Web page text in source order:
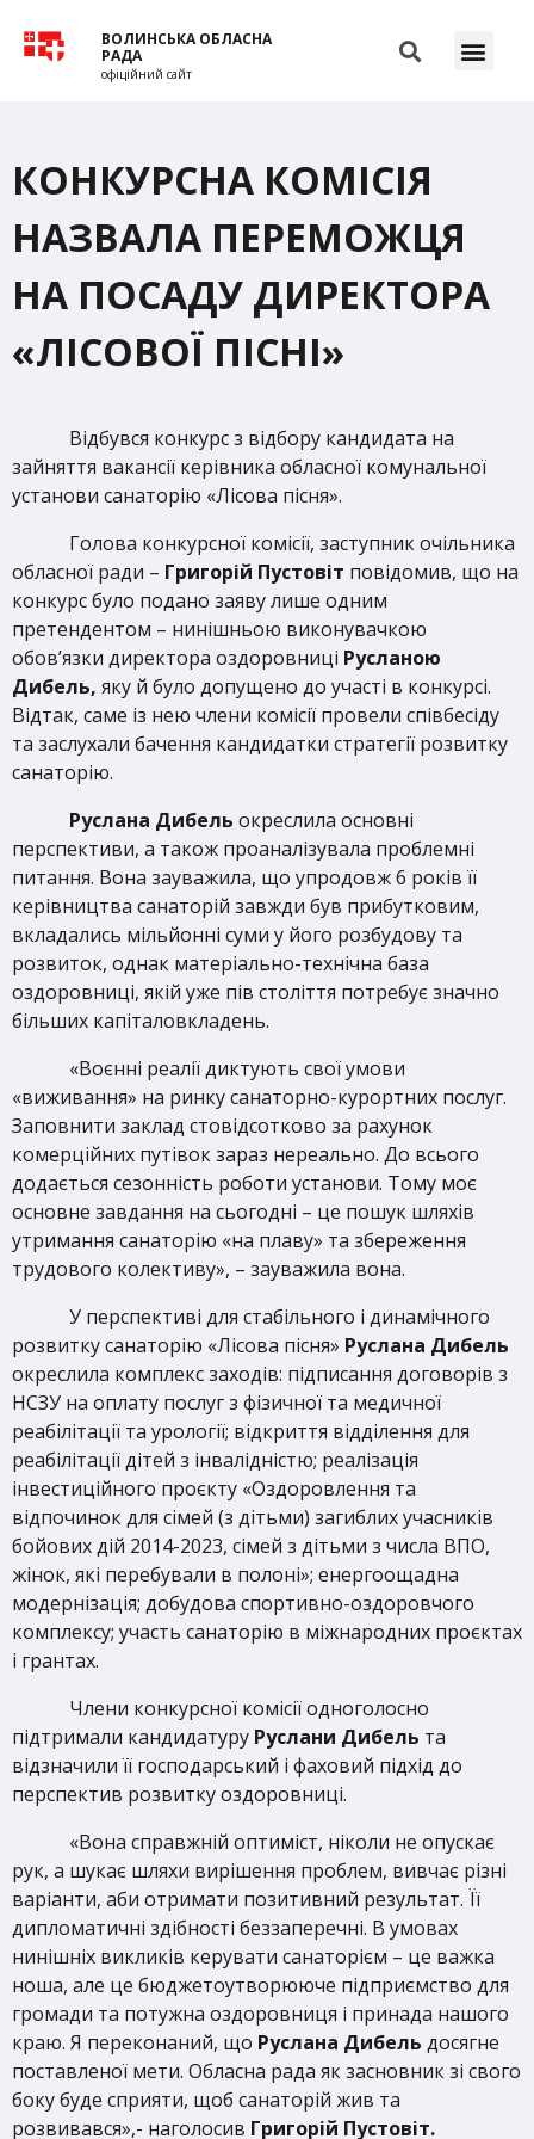
ВОЛИНСЬКА ОБЛАСНА
РАДА
офіційний сайт
КОНКУРСНА КОМІСІЯ
НАЗВАЛА ПЕРЕМОЖЦЯ
НА ПОСАДУ ДИРЕКТОРА
«ЛІСОВОЇ ПІСНІ»
Відбувся конкурс з відбору кандидата на
зайняття вакансії керівника обласної комунальної
установи санаторію «Лісова пісня».
Голова конкурсної комісії, заступник очільника
обласної ради – Григорій Пустовіт повідомив, що на
конкурс було подано заяву лише одним
претендентом – нинішньою виконувачкою
обов’язки директора оздоровниці Русланою
Дибель, яку й було допущено до участі в конкурсі.
Відтак, саме із нею члени комісії провели співбесіду
та заслухали бачення кандидатки стратегії розвитку
санаторію.
Руслана Дибель окреслила основні
перспективи, а також проаналізувала проблемні
питання. Вона зауважила, що упродовж 6 років її
керівництва санаторій завжди був прибутковим,
вкладались мільйонні суми у його розбудову та
розвиток, однак матеріально-технічна база
оздоровниці, якій уже пів століття потребує значно
більших капіталовкладень.
«Воєнні реалії диктують свої умови
«виживання» на ринку санаторно-курортних послуг.
Заповнити заклад стовідсотково за рахунок
комерційних путівок зараз нереально. До всього
додається сезонність роботи установи. Тому моє
основне завдання на сьогодні – це пошук шляхів
утримання санаторію «на плаву» та збереження
трудового колективу», – зауважила вона.
У перспективі для стабільного і динамічного
розвитку санаторію «Лісова пісня» Руслана Дибель
окреслила комплекс заходів: підписання договорів з
НСЗУ на оплату послуг з фізичної та медичної
реабілітації та урології; відкриття відділення для
реабілітації дітей з інвалідністю; реалізація
інвестиційного проєкту «Оздоровлення та
відпочинок для сімей (з дітьми) загиблих учасників
бойових дій 2014-2023, сімей з дітьми з числа ВПО,
жінок, які перебували в полоні»; енергоощадна
модернізація; добудова спортивно-оздоровчого
комплексу; участь санаторію в міжнародних проєктах
і грантах.
Члени конкурсної комісії одноголосно
підтримали кандидатуру Руслани Дибель та
відзначили її господарський і фаховий підхід до
перспектив розвитку оздоровниці.
«Вона справжній оптиміст, ніколи не опускає
рук, а шукає шляхи вирішення проблем, вивчає різні
варіанти, аби отримати позитивний результат. Її
дипломатичні здібності беззаперечні. В умовах
нинішніх викликів керувати санаторієм – це важка
ноша, але це бюджетоутворююче підприємство для
громади та потужна оздоровниця і принада нашого
краю. Я переконаний, що Руслана Дибель досягне
поставленої мети. Обласна рада як засновник зі свого
боку буде сприяти, щоб санаторій жив та
розвивався»,- наголосив Григорій Пустовіт.